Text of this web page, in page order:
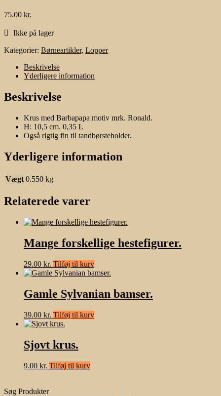
75.00 kr.
Ikke på lager
Kategorier: Børneartikler, Lopper
Beskrivelse
Yderligere information
Beskrivelse
Krus med Barbapapa motiv mrk. Ronald.
H: 10,5 cm. 0,35 L
Også rigtig fin til tandbørsteholder.
Yderligere information
Vægt 0.550 kg
Relaterede varer
Mange forskellige hestefigurer.
29.00 kr. Tilføj til kurv
Gamle Sylvanian bamser.
39.00 kr. Tilføj til kurv
Sjovt krus.
9.00 kr. Tilføj til kurv
Søg Produkter